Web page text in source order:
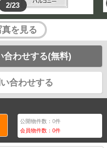
2/23
を見る
合わせする(無料)
合わせする
公開物件数：0件
会員物件数：0件